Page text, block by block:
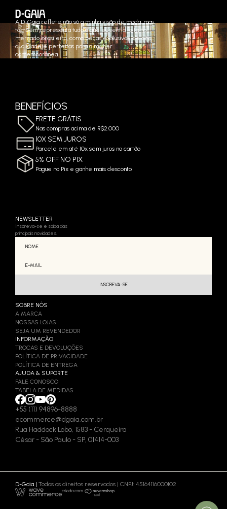
A D-Gaia reflete não só a minha visão de moda, mas
também representa tudo o que eu sentia falta no
mercado brasileiro, como peças exclusivas, de alta
qualidade e perfeitas para a mulher
contemporânea.
BENEFÍCIOS
FRETE GRÁTIS
Nas compras acima de R$2.000
10X SEM JUROS
Parcele em até 10x sem juros no cartão
5% OFF NO PIX
Pague no Pix e ganhe mais desconto
NEWSLETTER
Inscreva-se e saiba das
principais novidades.
SOBRE NÓS
A MARCA
NOSSAS LOJAS
SEJA UM REVENDEDOR
INFORMAÇÃO
TROCAS E DEVOLUÇÕES
POLÍTICA DE PRIVACIDADE
POLÍTICA DE ENTREGA
AJUDA & SUPORTE
FALE CONOSCO
TABELA DE MEDIDAS
+55 (11) 94896-8888
ecommerce@dgaia.com.br
Rua Haddock Lobo, 1583 - Cerqueira
César - São Paulo - SP, 01414-003
D-Gaia | Todos os direitos reservados | CNPJ: 45164116000102